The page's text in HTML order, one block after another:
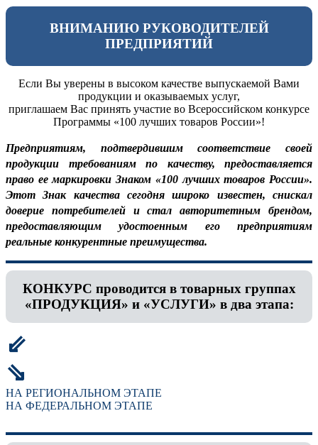
ВНИМАНИЮ РУКОВОДИТЕЛЕЙ
ПРЕДПРИЯТИЙ
Если Вы уверены в высоком качестве выпускаемой Вами
продукции и оказываемых услуг,
приглашаем Вас принять участие во Всероссийском конкурсе
Программы «100 лучших товаров России»!
Предприятиям, подтвердившим соответствие своей
продукции требованиям по качеству, предоставляется
право ее маркировки Знаком «100 лучших товаров России».
Этот Знак качества сегодня широко известен, снискал
доверие потребителей и стал авторитетным брендом,
предоставляющим удостоенным его предприятиям
реальные конкурентные преимущества.
КОНКУРС проводится в товарных группах
«ПРОДУКЦИЯ» и «УСЛУГИ» в два этапа:
⇙
⇘
НА РЕГИОНАЛЬНОМ ЭТАПЕ
НА ФЕДЕРАЛЬНОМ ЭТАПЕ